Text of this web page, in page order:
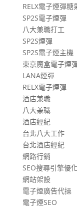
RELX電子煙彈糖
SP2S電子煙彈
八大兼職打工
SP2S煙彈
SP2S電子煙主機
東京魔盒電子煙
LANA煙彈
RELX電子煙彈
酒店兼職
八大兼職
酒店經紀
台北八大工作
台北酒店經紀
網路行銷
SEO搜尋引擎優
網站架設
電子煙廣告代操
電子煙SEO